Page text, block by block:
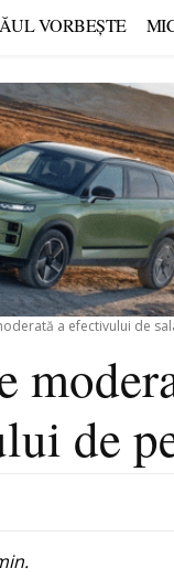
VORBEȘTE
a efectivului de
de